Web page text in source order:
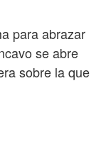
para abrazar
se abre
sobre la que